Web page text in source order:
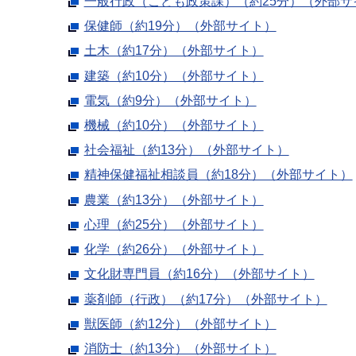
保健師（約19分）（外部サイト）
土木（約17分）（外部サイト）
建築（約10分）（外部サイト）
電気（約9分）（外部サイト）
機械（約10分）（外部サイト）
社会福祉（約13分）（外部サイト）
精神保健福祉相談員（約18分）（外部サイト）
農業（約13分）（外部サイト）
心理（約25分）（外部サイト）
化学（約26分）（外部サイト）
文化財専門員（約16分）（外部サイト）
薬剤師（行政）（約17分）（外部サイト）
獣医師（約12分）（外部サイト）
消防士（約13分）（外部サイト）